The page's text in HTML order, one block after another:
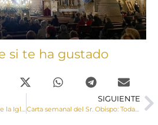
si te ha gustado
SIGUIENTE
Carta semanal del Sr. Obispo: Toda persona es mi prójimo